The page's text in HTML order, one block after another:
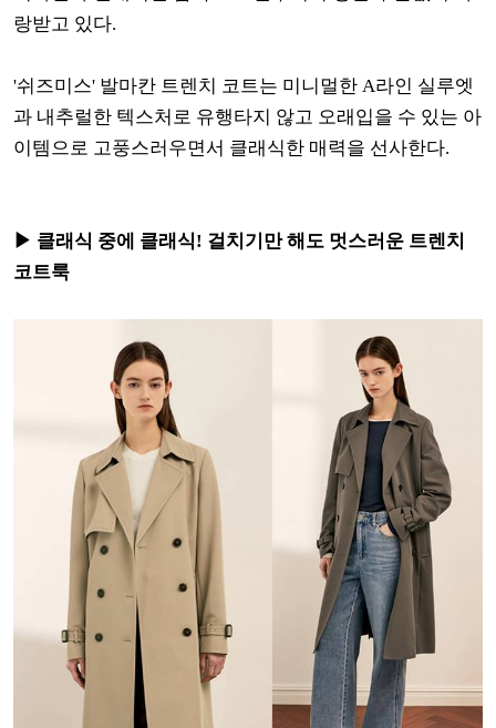
랑받고 있다.
'쉬즈미스' 발마칸 트렌치 코트는 미니멀한 A라인 실루엣
과 내추럴한 텍스처로 유행타지 않고 오래입을 수 있는 아
이템으로 고풍스러우면서 클래식한 매력을 선사한다.
▶ 클래식 중에 클래식! 걸치기만 해도 멋스러운 트렌치
코트룩